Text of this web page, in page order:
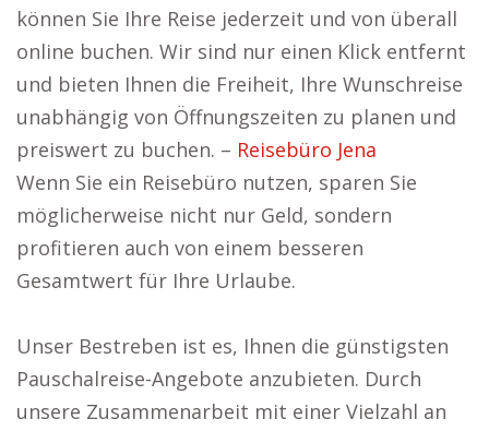
können Sie Ihre Reise jederzeit und von überall
online buchen. Wir sind nur einen Klick entfernt
und bieten Ihnen die Freiheit, Ihre Wunschreise
unabhängig von Öffnungszeiten zu planen und
preiswert zu buchen. – Reisebüro Jena
Wenn Sie ein Reisebüro nutzen, sparen Sie
möglicherweise nicht nur Geld, sondern
profitieren auch von einem besseren
Gesamtwert für Ihre Urlaube.
Unser Bestreben ist es, Ihnen die günstigsten
Pauschalreise-Angebote anzubieten. Durch
unsere Zusammenarbeit mit einer Vielzahl an